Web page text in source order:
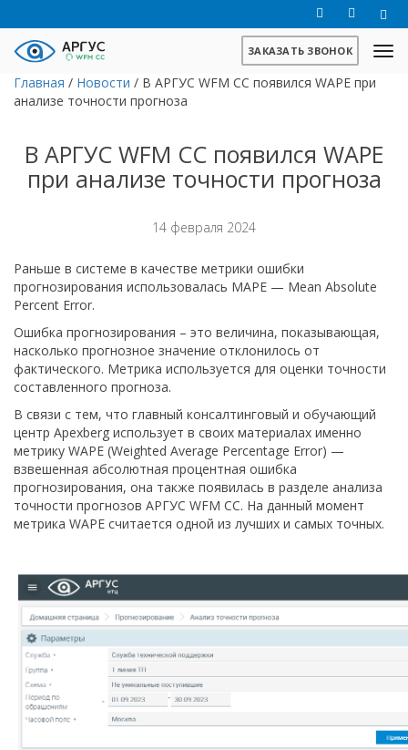
ЗАКАЗАТЬ ЗВОНОК
Главная / Новости / В АРГУС WFM CC появился WAPE при
анализе точности прогноза
В АРГУС WFM CC появился WAPE
при анализе точности прогноза
14 февраля 2024
Раньше в системе в качестве метрики ошибки
прогнозирования использовалась MAPE — Mean Absolute
Percent Error.
Ошибка прогнозирования – это величина, показывающая,
насколько прогнозное значение отклонилось от
фактического. Метрика используется для оценки точности
составленного прогноза.
В связи с тем, что главный консалтинговый и обучающий
центр Apexberg использует в своих материалах именно
метрику WAPE (Weighted Average Percentage Error) —
взвешенная абсолютная процентная ошибка
прогнозирования, она также появилась в разделе анализа
точности прогнозов АРГУС WFM CC. На данный момент
метрика WAPE считается одной из лучших и самых точных.